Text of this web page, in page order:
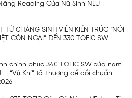
Reading Của Nữ Sinh NEU
TỪ CHÀNG SINH VIÊN KIẾN TRÚC “NÓI
CÒN NGẠI” ĐẾN 330 TOEIC SW
chinh phục 340 TOEIC SW của nam
– “Vũ Khí” tối thượng để đổi chuẩn
KÝ TƯ VẤN